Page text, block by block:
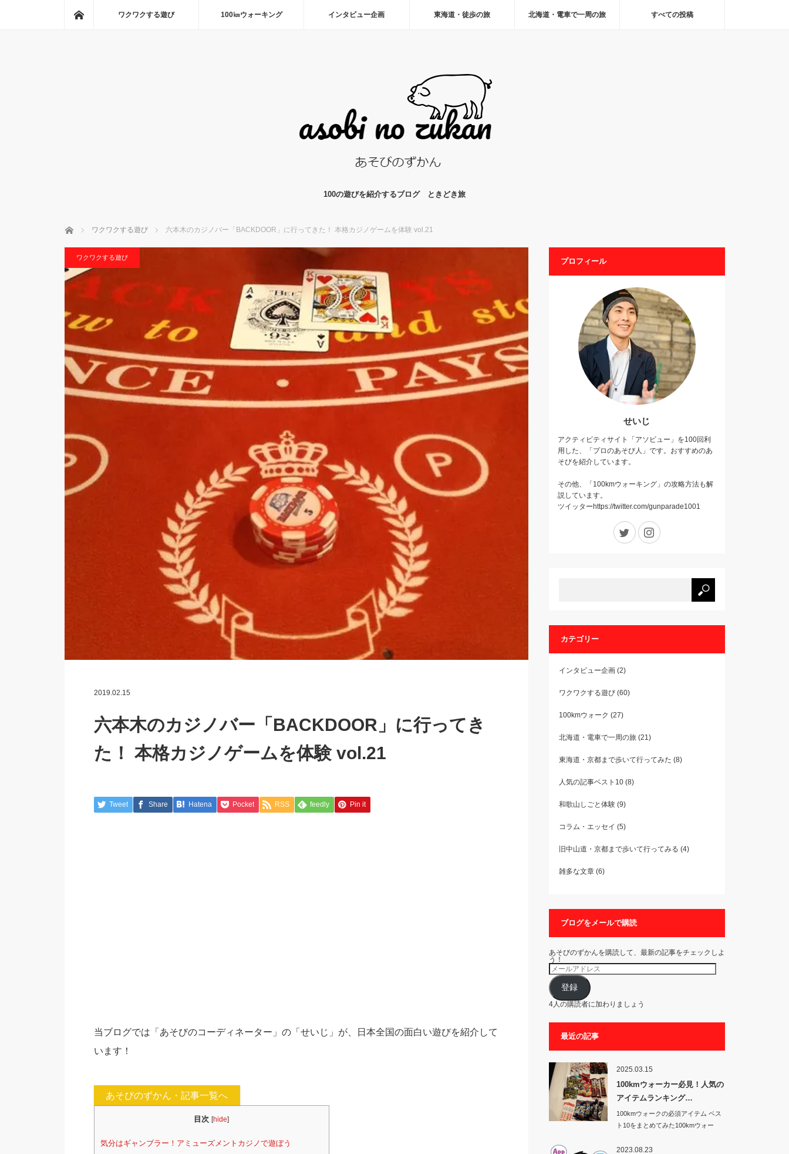
ホームワクワクする遊び 100㎞ウォーキング インタビュー企画 東海道・徒歩の旅 北海道・電車で一周の旅 すべての投稿
100の遊びを紹介するブログ ときどき旅
ホーム ワクワクする遊び 六本木のカジノバー「BACKDOOR」に行ってきた！ 本格カジノゲームを体験 vol.21
ワクワクする遊び
2019.02.15
六本木のカジノバー「BACKDOOR」に行ってき
た！ 本格カジノゲームを体験 vol.21
Tweet Share Hatena Pocket RSS feedly Pin it
当ブログでは「あそびのコーディネーター」の「せいじ」が、日本全国の面白い遊びを紹介して
います！
あそびのずかん・記事一覧へ
目次 [hide]
気分はギャンブラー！アミューズメントカジノで遊ぼう
プロフィール
せいじ
アクティビティサイト「アソビュー」を100回利
用した、「プロのあそび人」です。おすすめのあ
そびを紹介しています。
その他、「100kmウォーキング」の攻略方法も解
説しています。
ツイッターhttps://twitter.com/gunparade1001
Twitter
カテゴリー
インタビュー企画(2)
ワクワクする遊び(60)
100kmウォーク (27)
北海道・電車で一周の旅 (21)
東海道・京都まで歩いて行ってみた (8)
人気の記事ベスト10(8)
和歌山しごと体験(9)
コラム・エッセイ (5)
旧中山道・京都まで歩いて行ってみる (4)
雑多な文章(6)
ブログをメールで購読
あそびのずかんを購読して、最新の記事をチェックしよ
う！
メ
ー
ル
ア
ド
レ
ス
登録
4人の購読者に加わりましょう
最近の記事
2025.03.15
100kmウォーカー必見！人気の
アイテムランキング…
100kmウォークの必須アイテム ベス
ト10をまとめてみた100kmウォー
2023.08.23